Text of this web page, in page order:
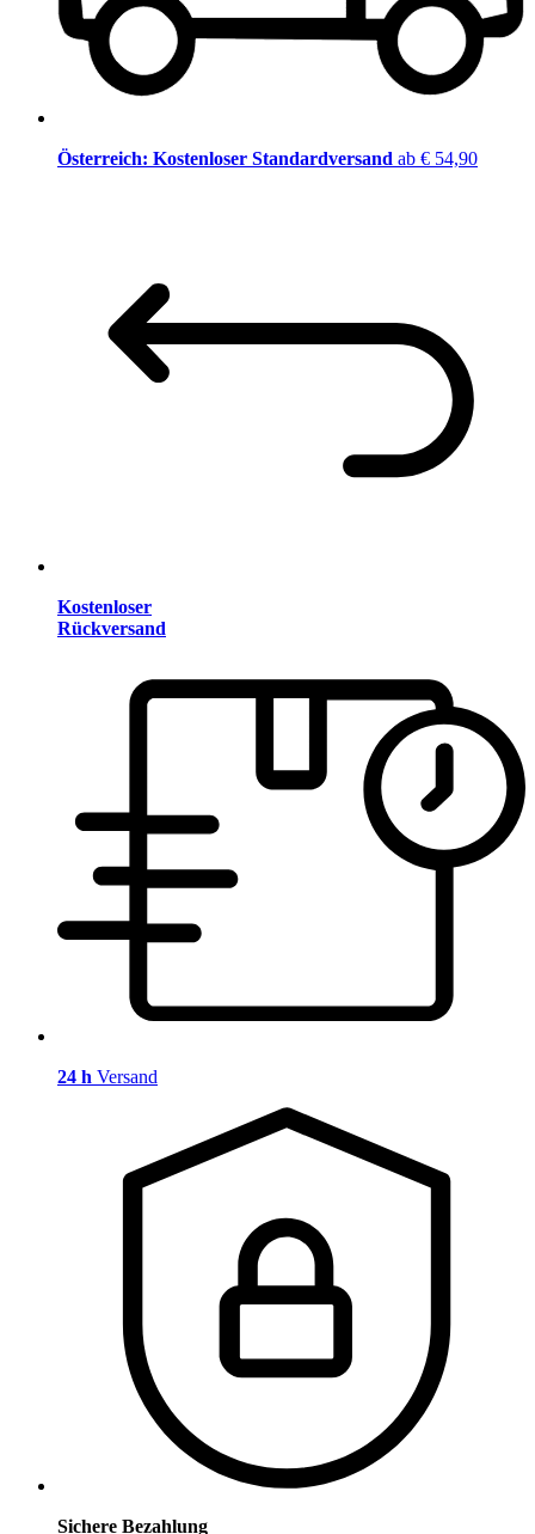
Österreich: Kostenloser Standardversand ab € 54,90
Kostenloser
Rückversand
24 h Versand
Sichere Bezahlung